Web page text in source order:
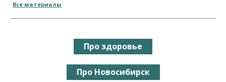
Все материалы
Про здоровье
Про Новосибирск